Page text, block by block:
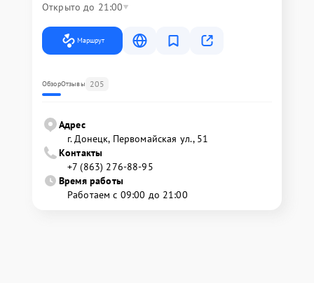
Открыто до 21:00
Маршрут
ОбзорОтзывы 205
Адрес
г. Донецк, Первомайская ул., 51
Контакты
+7 (863) 276-88-95
Время работы
Работаем с 09:00 до 21:00